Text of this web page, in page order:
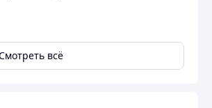
всё